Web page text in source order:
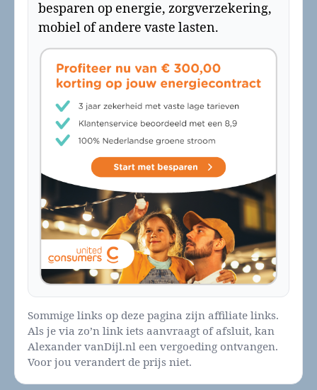
besparen op energie, zorgverzekering,
mobiel of andere vaste lasten.
Sommige links op deze pagina zijn affiliate links.
Als je via zo’n link iets aanvraagt of afsluit, kan
Alexander vanDijl.nl een vergoeding ontvangen.
Voor jou verandert de prijs niet.